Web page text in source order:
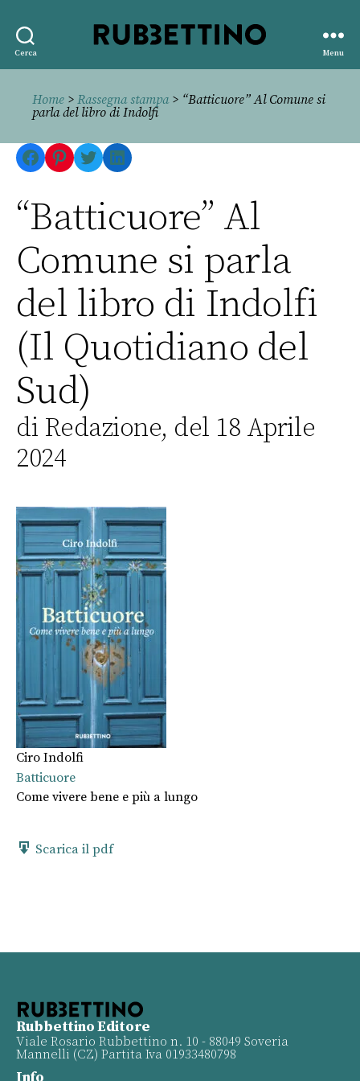
Cerca
editore
Menu
Home > Rassegna stampa> “Batticuore” Al Comune si
parla del libro di Indolfi
Facebook
Pinterest
TwitterLinkedIn
“Batticuore” Al
Comune si parla
del libro di Indolfi
(Il Quotidiano del
Sud)
di Redazione, del 18 Aprile
2024
Ciro Indolfi
Batticuore
Come vivere bene e più a lungo
Scarica il pdf
Rubbettino Editore
Viale Rosario Rubbettino n. 10 - 88049 Soveria
Mannelli (CZ) Partita Iva 01933480798